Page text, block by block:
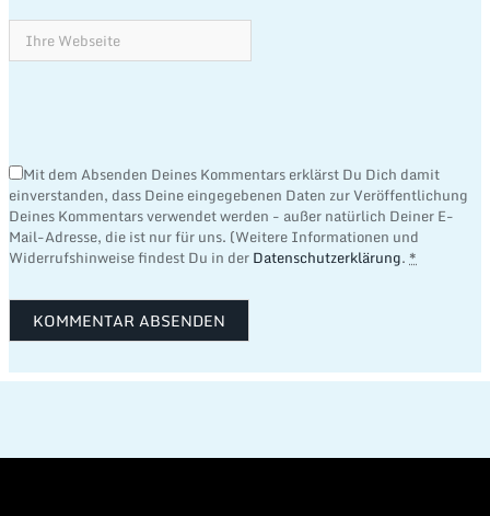
Mit dem Absenden Deines Kommentars erklärst Du Dich damit
einverstanden, dass Deine eingegebenen Daten zur Veröffentlichung
Deines Kommentars verwendet werden - außer natürlich Deiner E-
Mail-Adresse, die ist nur für uns. (Weitere Informationen und
Widerrufshinweise findest Du in derDatenschutzerklärung.*